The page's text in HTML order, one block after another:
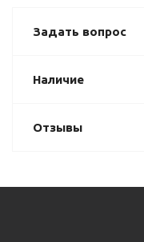
Задать вопрос
Наличие
Отзывы